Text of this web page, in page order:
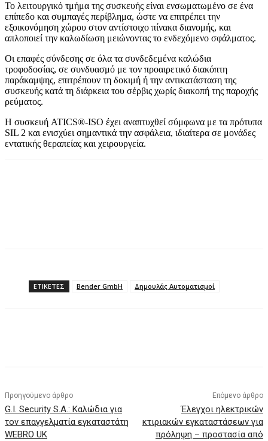
Το λειτουργικό τμήμα της συσκευής είναι ενσωματωμένο σε ένα
επίπεδο και συμπαγές περίβλημα, ώστε να επιτρέπει την
εξοικονόμηση χώρου στον αντίστοιχο πίνακα διανομής, και
απλοποιεί την καλωδίωση μειώνοντας το ενδεχόμενο σφάλματος.
Οι επαφές σύνδεσης σε όλα τα συνδεδεμένα καλώδια
τροφοδοσίας, σε συνδυασμό με τον προαιρετικό διακόπτη
παράκαμψης, επιτρέπουν τη δοκιμή ή την αντικατάσταση της
συσκευής κατά τη διάρκεια του σέρβις χωρίς διακοπή της παροχής
ρεύματος.
Η συσκευή ATICS®-ISO έχει αναπτυχθεί σύμφωνα με τα πρότυπα
SIL 2 και ενισχύει σημαντικά την ασφάλεια, ιδιαίτερα σε μονάδες
εντατικής θεραπείας και χειρουργεία.
ΕΤΙΚΕΤΕΣ Bender GmbH Δημουλάς Αυτοματισμοί
Προηγούμενο άρθρο
G.I. Security S.A.: Καλώδια για
τον επαγγελματία εγκαταστάτη
WEBRO UK
Επόμενο άρθρο
Έλεγχοι ηλεκτρικών
κτιριακών εγκαταστάσεων για
πρόληψη – προστασία από